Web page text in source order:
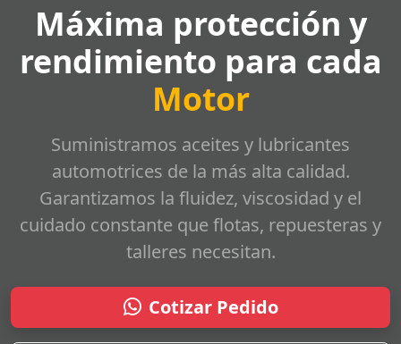
Máxima protección y
rendimiento para cada
Motor
Suministramos aceites y lubricantes
automotrices de la más alta calidad.
Garantizamos la fluidez, viscosidad y el
cuidado constante que flotas, repuesteras y
talleres necesitan.
Cotizar Pedido